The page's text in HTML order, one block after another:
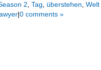
2 Tag überstehen Welt
|0 comments »